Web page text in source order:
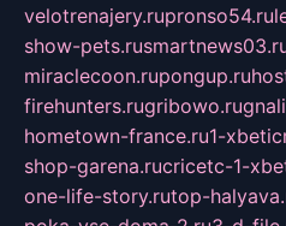
velotrenajery.rupronso54.ru
show-pets.ru
miraclecoon.rupongup.ru
firehunters.rugribowo.ru
hometown-france.ru1-
shop-garena.rucricetc-1-
one-life-story.rutop-